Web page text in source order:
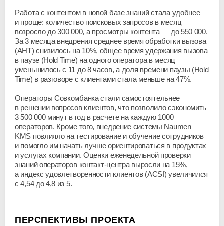
Работа с контентом в новой базе знаний стала удобнее
и проще: количество поисковых запросов в месяц
возросло до 300 000, а просмотры контента — до 550 000.
За 3 месяца внедрения среднее время обработки вызова
(AHT) снизилось на 10%, общее время удержания вызова
в паузе (Hold Time) на одного оператора в месяц
уменьшилось с 11 до 8 часов, а доля времени паузы (Hold
Time) в разговоре с клиентами стала меньше на 47%.
Операторы Совкомбанка стали самостоятельнее
в решении вопросов клиентов, что позволило сэкономить
3 500 000 минут в год в расчете на каждую 1000
операторов. Кроме того, внедрение системы Naumen
KMS повлияло на тестирование и обучение сотрудников
и помогло им начать лучше ориентироваться в продуктах
и услугах компании. Оценки еженедельной проверки
знаний операторов контакт-центравыросли на 15%,
а индекс удовлетворенности клиентов (ACSI) увеличился
с 4,54 до 4,8 из 5.
ПЕРСПЕКТИВЫ ПРОЕКТА